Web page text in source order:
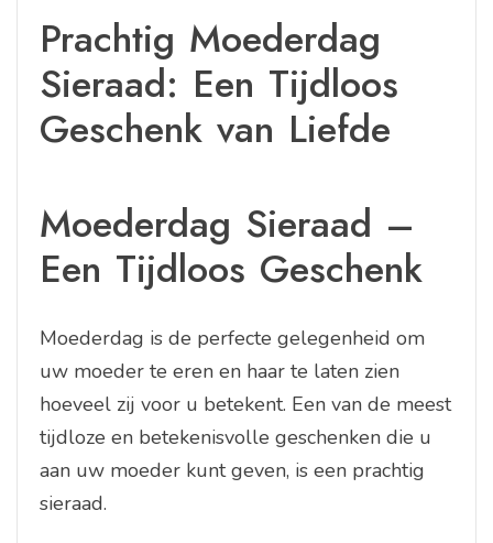
Prachtig Moederdag
Sieraad: Een Tijdloos
Geschenk van Liefde
Moederdag Sieraad –
Een Tijdloos Geschenk
Moederdag is de perfecte gelegenheid om
uw moeder te eren en haar te laten zien
hoeveel zij voor u betekent. Een van de meest
tijdloze en betekenisvolle geschenken die u
aan uw moeder kunt geven, is een prachtig
sieraad.